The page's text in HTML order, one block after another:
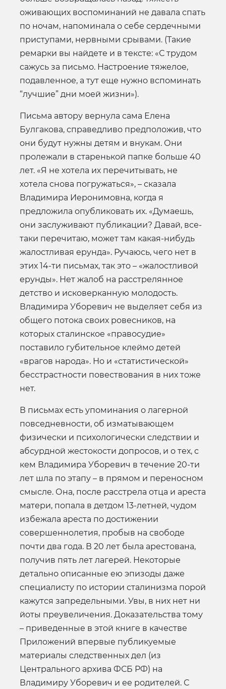
оживающих воспоминаний не давала спать
по ночам, напоминала о себе сердечными
приступами, нервными срывами. (Такие
ремарки вы найдете и в тексте: «С трудом
сажусь за письмо. Настроение тяжелое,
подавленное, а тут еще нужно вспоминать
“лучшие” дни моей жизни»).
Письма автору вернула сама Елена
Булгакова, справедливо предположив, что
они будут нужны детям и внукам. Они
пролежали в старенькой папке больше 40
лет. «Я не хотела их перечитывать, не
хотела снова погружаться», – сказала
Владимира Иеронимовна, когда я
предложила опубликовать их. «Думаешь,
они заслуживают публикации? Давай, все-
таки перечитаю, может там какая-нибудь
жалостливая ерунда». Ручаюсь, чего нет в
этих 14-ти письмах, так это – «жалостливой
ерунды». Нет жалоб на расстрелянное
детство и исковерканную молодость.
Владимира Уборевич не выделяет себя из
общего потока своих ровесников, на
которых сталинское «правосудие»
поставило губительное клеймо детей
«врагов народа». Но и «статистической»
бесстрастности повествования в них тоже
нет.
В письмах есть упоминания о лагерной
повседневности, об изматывающем
физически и психологически следствии и
абсурдной жестокости допросов, и о тех, с
кем Владимира Уборевич в течение 20-ти
лет шла по этапу – в прямом и переносном
смысле. Она, после расстрела отца и ареста
матери, попала в детдом 13-летней, чудом
избежала ареста по достижении
совершеннолетия, пробыв на свободе
почти два года. В 20 лет была арестована,
получив пять лет лагерей. Некоторые
детально описанные ею эпизоды даже
специалисту по истории сталинизма порой
кажутся запредельными. Увы, в них нет ни
йоты преувеличения. Доказательства тому
– приведенные в этой книге в качестве
Приложений впервые публикуемые
материалы следственных дел (из
Центрального архива ФСБ РФ) на
Владимиру Уборевич и ее родителей. С